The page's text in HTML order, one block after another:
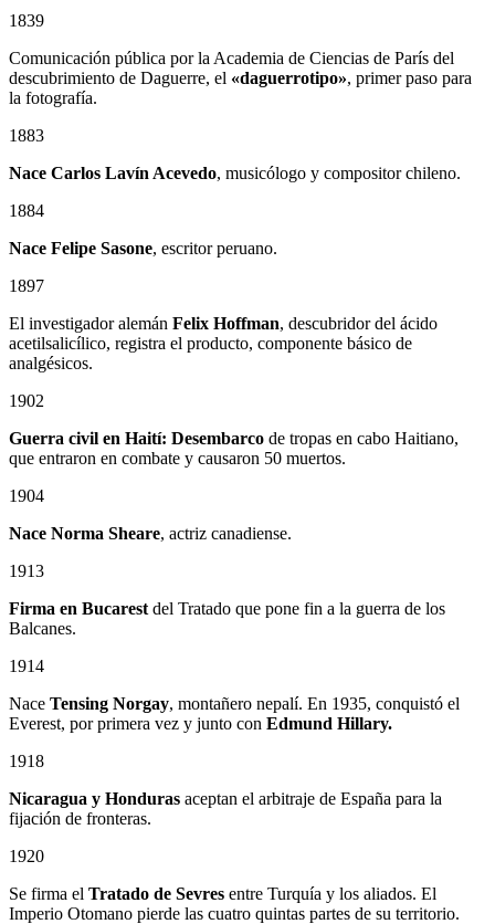
1839
Comunicación pública por la Academia de Ciencias de París del
descubrimiento de Daguerre, el «daguerrotipo», primer paso para
la fotografía.
1883
Nace Carlos Lavín Acevedo, musicólogo y compositor chileno.
1884
Nace Felipe Sasone, escritor peruano.
1897
El investigador alemán Felix Hoffman, descubridor del ácido
acetilsalicílico, registra el producto, componente básico de
analgésicos.
1902
Guerra civil en Haití: Desembarco de tropas en cabo Haitiano,
que entraron en combate y causaron 50 muertos.
1904
Nace Norma Sheare, actriz canadiense.
1913
Firma en Bucarest del Tratado que pone fin a la guerra de los
Balcanes.
1914
Nace Tensing Norgay, montañero nepalí. En 1935, conquistó el
Everest, por primera vez y junto con Edmund Hillary.
1918
Nicaragua y Honduras aceptan el arbitraje de España para la
fijación de fronteras.
1920
Se firma el Tratado de Sevres entre Turquía y los aliados. El
Imperio Otomano pierde las cuatro quintas partes de su territorio.